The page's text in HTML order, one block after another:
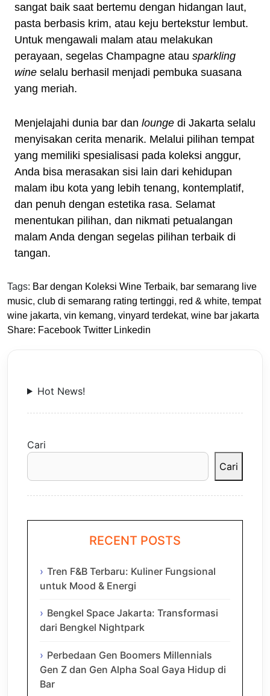
sangat baik saat bertemu dengan hidangan laut,
pasta berbasis krim, atau keju bertekstur lembut.
Untuk mengawali malam atau melakukan
perayaan, segelas Champagne atau sparkling
wine selalu berhasil menjadi pembuka suasana
yang meriah.
Menjelajahi dunia bar dan lounge di Jakarta selalu
menyisakan cerita menarik. Melalui pilihan tempat
yang memiliki spesialisasi pada koleksi anggur,
Anda bisa merasakan sisi lain dari kehidupan
malam ibu kota yang lebih tenang, kontemplatif,
dan penuh dengan estetika rasa. Selamat
menentukan pilihan, dan nikmati petualangan
malam Anda dengan segelas pilihan terbaik di
tangan.
Tags: Bar dengan Koleksi Wine Terbaik, bar semarang live
music, club di semarang rating tertinggi, red & white, tempat
wine jakarta, vin kemang, vinyard terdekat, wine bar jakarta
Share: Facebook Twitter Linkedin
Hot News!
Cari
Cari
RECENT POSTS
Tren F&B Terbaru: Kuliner Fungsional
untuk Mood & Energi
Bengkel Space Jakarta: Transformasi
dari Bengkel Nightpark
Perbedaan Gen Boomers Millennials
Gen Z dan Gen Alpha Soal Gaya Hidup di
Bar